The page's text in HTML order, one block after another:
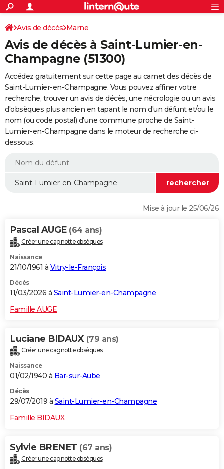
ACTUALITÉS
Politique
Société
Faits Divers
Education
Monde
Villes
+
SPORT
Coupe du monde 2026
Football
Tennis
Cyclisme
Rugby
Forum
CULTURE
FINANCE
Retraite
Impôts
Epargne
Immobilier
Risques naturels par ville
Banque
Assurance
Crédit
Essais
Réserver un essai
Citadines
Berlines
SUV
Forum auto
+
HIGH-TECH
Mobiles
Meilleur smartphone
Internet
Ordinateurs
Jeux vidéo
Guide high-tech
+
BRICOLAGE
Destinations
City break
Voyage nature
Voyage de noces
Forum
Climat
+PHOTO
GUIDES D'ACHAT
CARTE DE VOEUX
Carte de Noël
Carte Bonne année
Carte Saint-Valentin
Carte Pâques
Carte d'anniversaire
Dictionnaire
Biographies
Citations
Expressions
Proverbes
PROGRAMME TV
COPAINS D'AVANT
S'inscrire
Se connecter
Lycées
Collèges
Primaires
Universités
Entreprises
Service militaire
Avis de recherche
AVIS DE DÉCÈS
FORUM
Bricolage
Lifestyle
Culture
Sport
Auto
Television
Voyage
Cinema
Avis de décès Marne
Avis de décès à Saint-Lumier-en-
Champagne (51300)
Accédez gratuitement sur cette page au carnet des décès de
Saint-Lumier-en-Champagne. Vous pouvez affiner votre
recherche, trouver un avis de décès, une nécrologie ou un avis
d'obsèques plus ancien en tapant le nom d'un défunt et/ou le
nom (ou code postal) d'une commune proche de Saint-
Lumier-en-Champagne dans le moteur de recherche ci-
dessous.
Mise à jour le 25/06/26
Pascal AUGE (64 ans)
Créer une cagnotte obsèques
Naissance
21/10/1961 à Vitry-le-François
Décès
11/03/2026 à Saint-Lumier-en-Champagne
Famille AUGE
Luciane BIDAUX (79 ans)
Créer une cagnotte obsèques
Naissance
01/02/1940 à Bar-sur-Aube
Décès
29/07/2019 à Saint-Lumier-en-Champagne
Famille BIDAUX
Sylvie BRENET (67 ans)
Créer une cagnotte obsèques